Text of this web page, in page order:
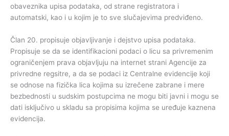
obaveznika upisa podataka, od strane registratora i
automatski, kao i u kojim je to sve slučajevima predviđeno.
Član 20. propisuje objavljivanje i dejstvo upisa podataka.
Propisuje se da se identifikacioni podaci o licu sa privremenim
ograničenjem prava objavljuju na internet strani Agencije za
privredne regsitre, a da se podaci iz Centralne evidencije koji
se odnose na fizička lica kojima su izrečene zabrane i mere
bezbednosti u sudskim postupcima ne mogu biti javni i mogu se
dati isključivo u skladu sa propisima kojima se uređuje kaznena
evidencija.